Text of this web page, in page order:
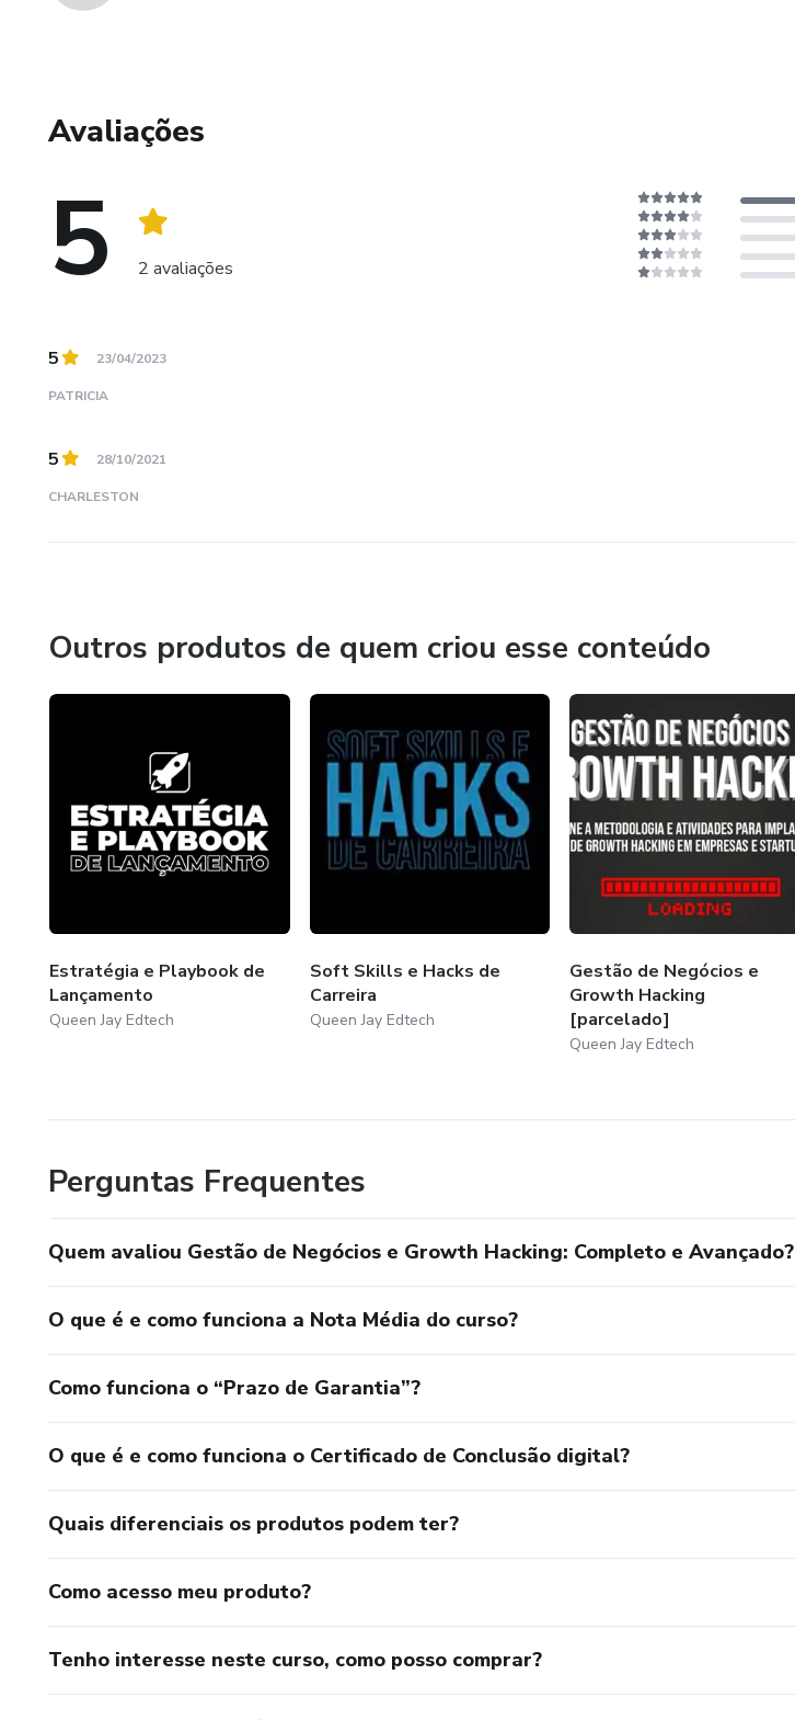
Avaliações
5 2 avaliações
5 23/04/2023
PATRICIA
5 28/10/2021
CHARLESTON
Outros produtos de quem criou esse conteúdo
Estratégia e Playbook de
Lançamento
Queen Jay Edtech
Soft Skills e Hacks de
Carreira
Queen Jay Edtech
Gestão de Negócios e
Growth Hacking
[parcelado]
Queen Jay Edtech
Perguntas Frequentes
Quem avaliou Gestão de Negócios e Growth Hacking: Completo e Avançado?
O que é e como funciona a Nota Média do curso?
Como funciona o “Prazo de Garantia”?
O que é e como funciona o Certificado de Conclusão digital?
Quais diferenciais os produtos podem ter?
Como acesso meu produto?
Tenho interesse neste curso, como posso comprar?